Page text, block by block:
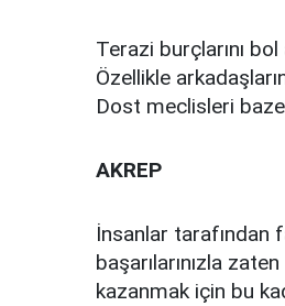
Terazi burçlarını
Özellikle
Dost meclisleri
AKREP
İnsanlar tarafından
başarılarınızla
kazanmak için bu